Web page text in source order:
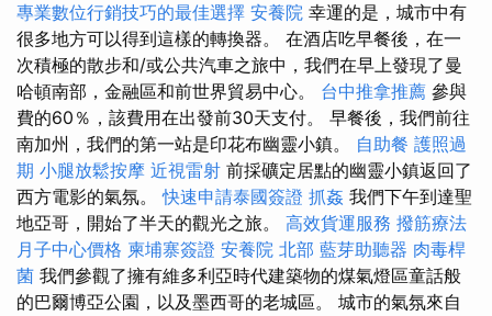
專業數位行銷技巧的最佳選擇 安養院 幸運的是，城市中有
很多地方可以得到這樣的轉換器。 在酒店吃早餐後，在一
次積極的散步和/或公共汽車之旅中，我們在早上發現了曼
哈頓南部，金融區和前世界貿易中心。 台中推拿推薦 參與
費的60％，該費用在出發前30天支付。 早餐後，我們前往
南加州，我們的第一站是印花布幽靈小鎮。 自助餐 護照過
期 小腿放鬆按摩 近視雷射 前採礦定居點的幽靈小鎮返回了
西方電影的氣氛。快速申請泰國簽證 抓姦 我們下午到達聖
地亞哥，開始了半天的觀光之旅。 高效貨運服務 撥筋療法
月子中心價格 柬埔寨簽證 安養院 北部 藍芽助聽器 肉毒桿
菌 我們參觀了擁有維多利亞時代建築物的煤氣燈區童話般
的巴爾博亞公園，以及墨西哥的老城區。 城市的氣氛來自